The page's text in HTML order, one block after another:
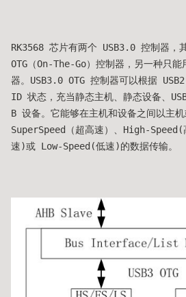
RK3568 芯片有两个 USB3.0 控制器，
OTG（On-The-Go）控制器，另一种只
器。USB3.0 OTG 控制器可以根据
ID 状态，充当静态主机、静态设备、
B 设备。它能够在主机和设备之间以主
SuperSpeed（超高速）、High-
速)或 Low-Speed(低速)的数据传输。